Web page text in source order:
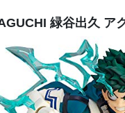
緑谷出久 ア